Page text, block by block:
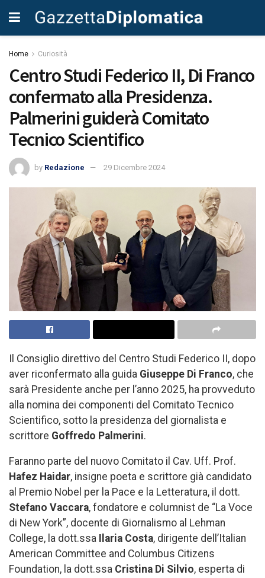
Home Curiosità
Centro Studi Federico II, Di Franco
confermato alla Presidenza.
Palmerini guiderà Comitato
Tecnico Scientifico
by Redazione 29 Dicembre 2024
Il Consiglio direttivo del Centro Studi Federico II, dopo
aver riconfermato alla guida Giuseppe Di Franco, che
sarà Presidente anche per l’anno 2025, ha provveduto
alla nomina dei componenti del Comitato Tecnico
Scientifico, sotto la presidenza del giornalista e
scrittore Goffredo Palmerini.
Faranno parte del nuovo Comitato il Cav. Uff. Prof.
Hafez Haidar, insigne poeta e scrittore già candidato
al Premio Nobel per la Pace e la Letteratura, il dott.
Stefano Vaccara, fondatore e columnist de “La Voce
di New York”, docente di Giornalismo al Lehman
College, la dott.ssa
Ilaria Costa, dirigente dell’Italian
American Committee and Columbus Citizens
Foundation, la dott.ssa Cristina Di Silvio, esperta di